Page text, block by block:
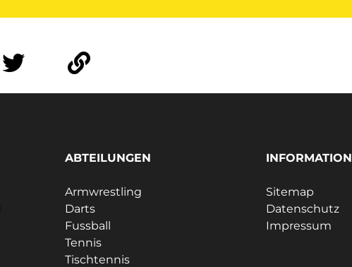
ABTEILUNGEN
Armwrestling
Darts
Fussball
Tennis
Tischtennis
INFORMATION
Sitemap
Datenschutz
Impressum